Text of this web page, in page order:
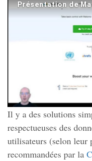
CommeGoogle
comme non conforme
européennes, son
entreprises ou
d'être non conforme et
contrôle. Il est donc
américain de vos
Il y a des solutions
respectueuses des
utilisateurs (selon leur
recommandées par la